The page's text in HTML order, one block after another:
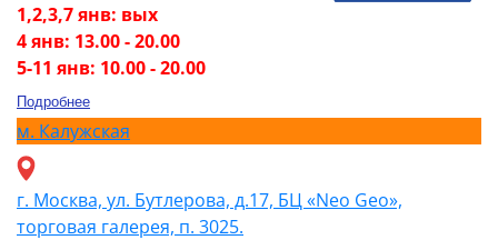
1,2,3,7 янв: вых
4 янв: 13.00 - 20.00
5-11 янв: 10.00 - 20.00
Подробнее
м. Калужская
г. Москва, ул. Бутлерова, д.17, БЦ «Neo Geo»,
торговая галерея, п. 3025.